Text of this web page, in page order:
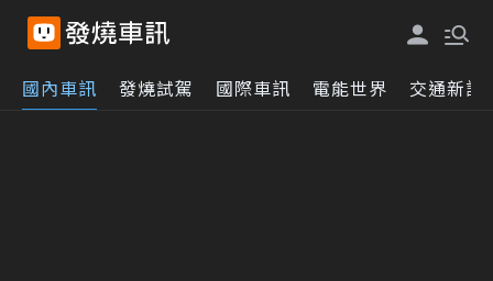
國內車訊 發燒試駕 國際車訊 電能世界 交通新訊